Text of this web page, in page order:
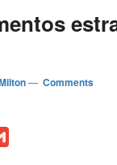
— Comments